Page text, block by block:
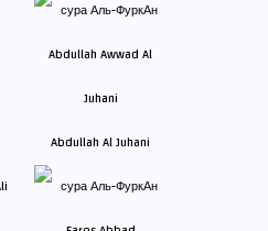
Abdullah Al Juhani